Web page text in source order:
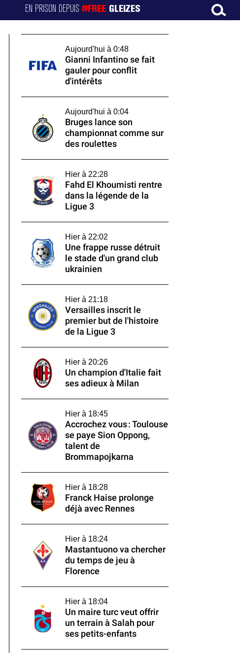
EN PRISON DEPUIS#FREE GLEIZES
Aujourd'hui à 0:48
Gianni Infantino se fait
gauler pour conflit
d'intérêts
Aujourd'hui à 0:04
Bruges lance son
championnat comme sur
des roulettes
Hier à 22:28
Fahd El Khoumisti rentre
dans la légende de la
Ligue 3
Hier à 22:02
Une frappe russe détruit
le stade d'un grand club
ukrainien
Hier à 21:18
Versailles inscrit le
premier but de l'histoire
de la Ligue 3
Hier à 20:26
Un champion d'Italie fait
ses adieux à Milan
Hier à 18:45
Accrochez vous : Toulouse
se paye Sion Oppong,
talent de
Brommapojkarna
Hier à 18:28
Franck Haise prolonge
déjà avec Rennes
Hier à 18:24
Mastantuono va chercher
du temps de jeu à
Florence
Hier à 18:04
Un maire turc veut offrir
un terrain à Salah pour
ses petits-enfants